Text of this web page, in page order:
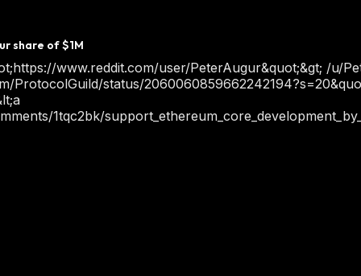
share of $1M
www.reddit.com/user/PeterAugur&quot;&gt; /u/
ProtocolGuild/status/
1tqc2bk/